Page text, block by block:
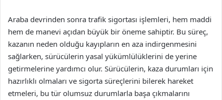
Araba devrinden sonra trafik sigortası işlemleri, hem maddi
hem de manevi açıdan büyük bir öneme sahiptir. Bu süreç,
kazanın neden olduğu kayıpların en aza indirgenmesini
sağlarken, sürücülerin yasal yükümlülüklerini de yerine
getirmelerine yardımcı olur. Sürücülerin, kaza durumları için
hazırlıklı olmaları ve sigorta süreçlerini bilerek hareket
etmeleri, bu tür olumsuz durumlarla başa çıkmalarını